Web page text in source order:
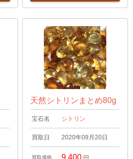
天然シトリンまとめ80g
宝石名 シトリン
買取日 2020年09月20日
買取価格 9,400